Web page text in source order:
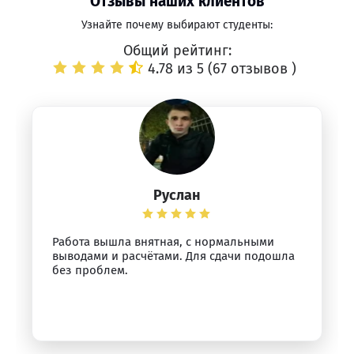
Узнайте почему выбирают студенты:
Общий рейтинг:
4.78 из 5 (67 отзывов )
Руслан
Работа вышла внятная, с нормальными
выводами и расчётами. Для сдачи подошла
без проблем.